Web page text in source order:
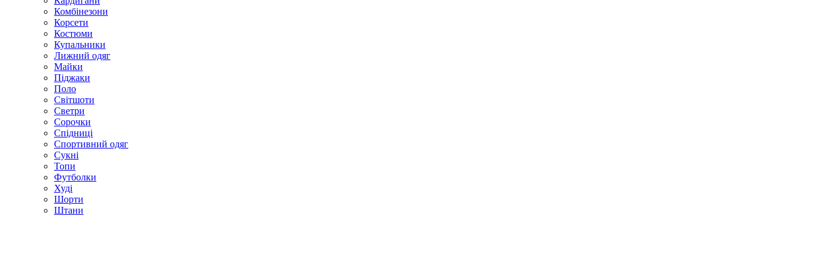
Комбінезони
Корсети
Костюми
Купальники
Лижний одяг
Майки
Піджаки
Поло
Світшоти
Светри
Сорочки
Спідниці
Спортивний одяг
Сукні
Топи
Футболки
Худі
Шорти
Штани